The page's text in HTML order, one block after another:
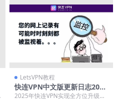
LetsVPN教程
快连VPN中文版更新日志2025
全年版
2025年快连VPN实现全方位升级，